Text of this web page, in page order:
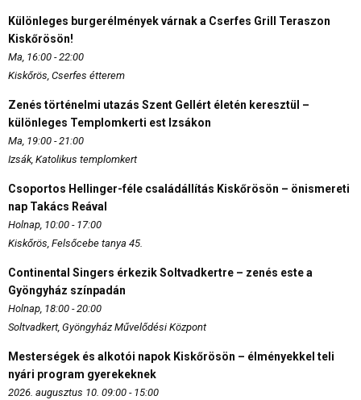
Különleges burgerélmények várnak a Cserfes Grill Teraszon
Kiskőrösön!
Ma, 16:00 - 22:00
Kiskőrös, Cserfes étterem
Zenés történelmi utazás Szent Gellért életén keresztül –
különleges Templomkerti est Izsákon
Ma, 19:00 - 21:00
Izsák, Katolikus templomkert
Csoportos Hellinger-féle családállítás Kiskőrösön – önismereti
nap Takács Reával
Holnap, 10:00 - 17:00
Kiskőrös, Felsőcebe tanya 45.
Continental Singers érkezik Soltvadkertre – zenés este a
Gyöngyház színpadán
Holnap, 18:00 - 20:00
Soltvadkert, Gyöngyház Művelődési Központ
Mesterségek és alkotói napok Kiskőrösön – élményekkel teli
nyári program gyerekeknek
2026. augusztus 10. 09:00 - 15:00